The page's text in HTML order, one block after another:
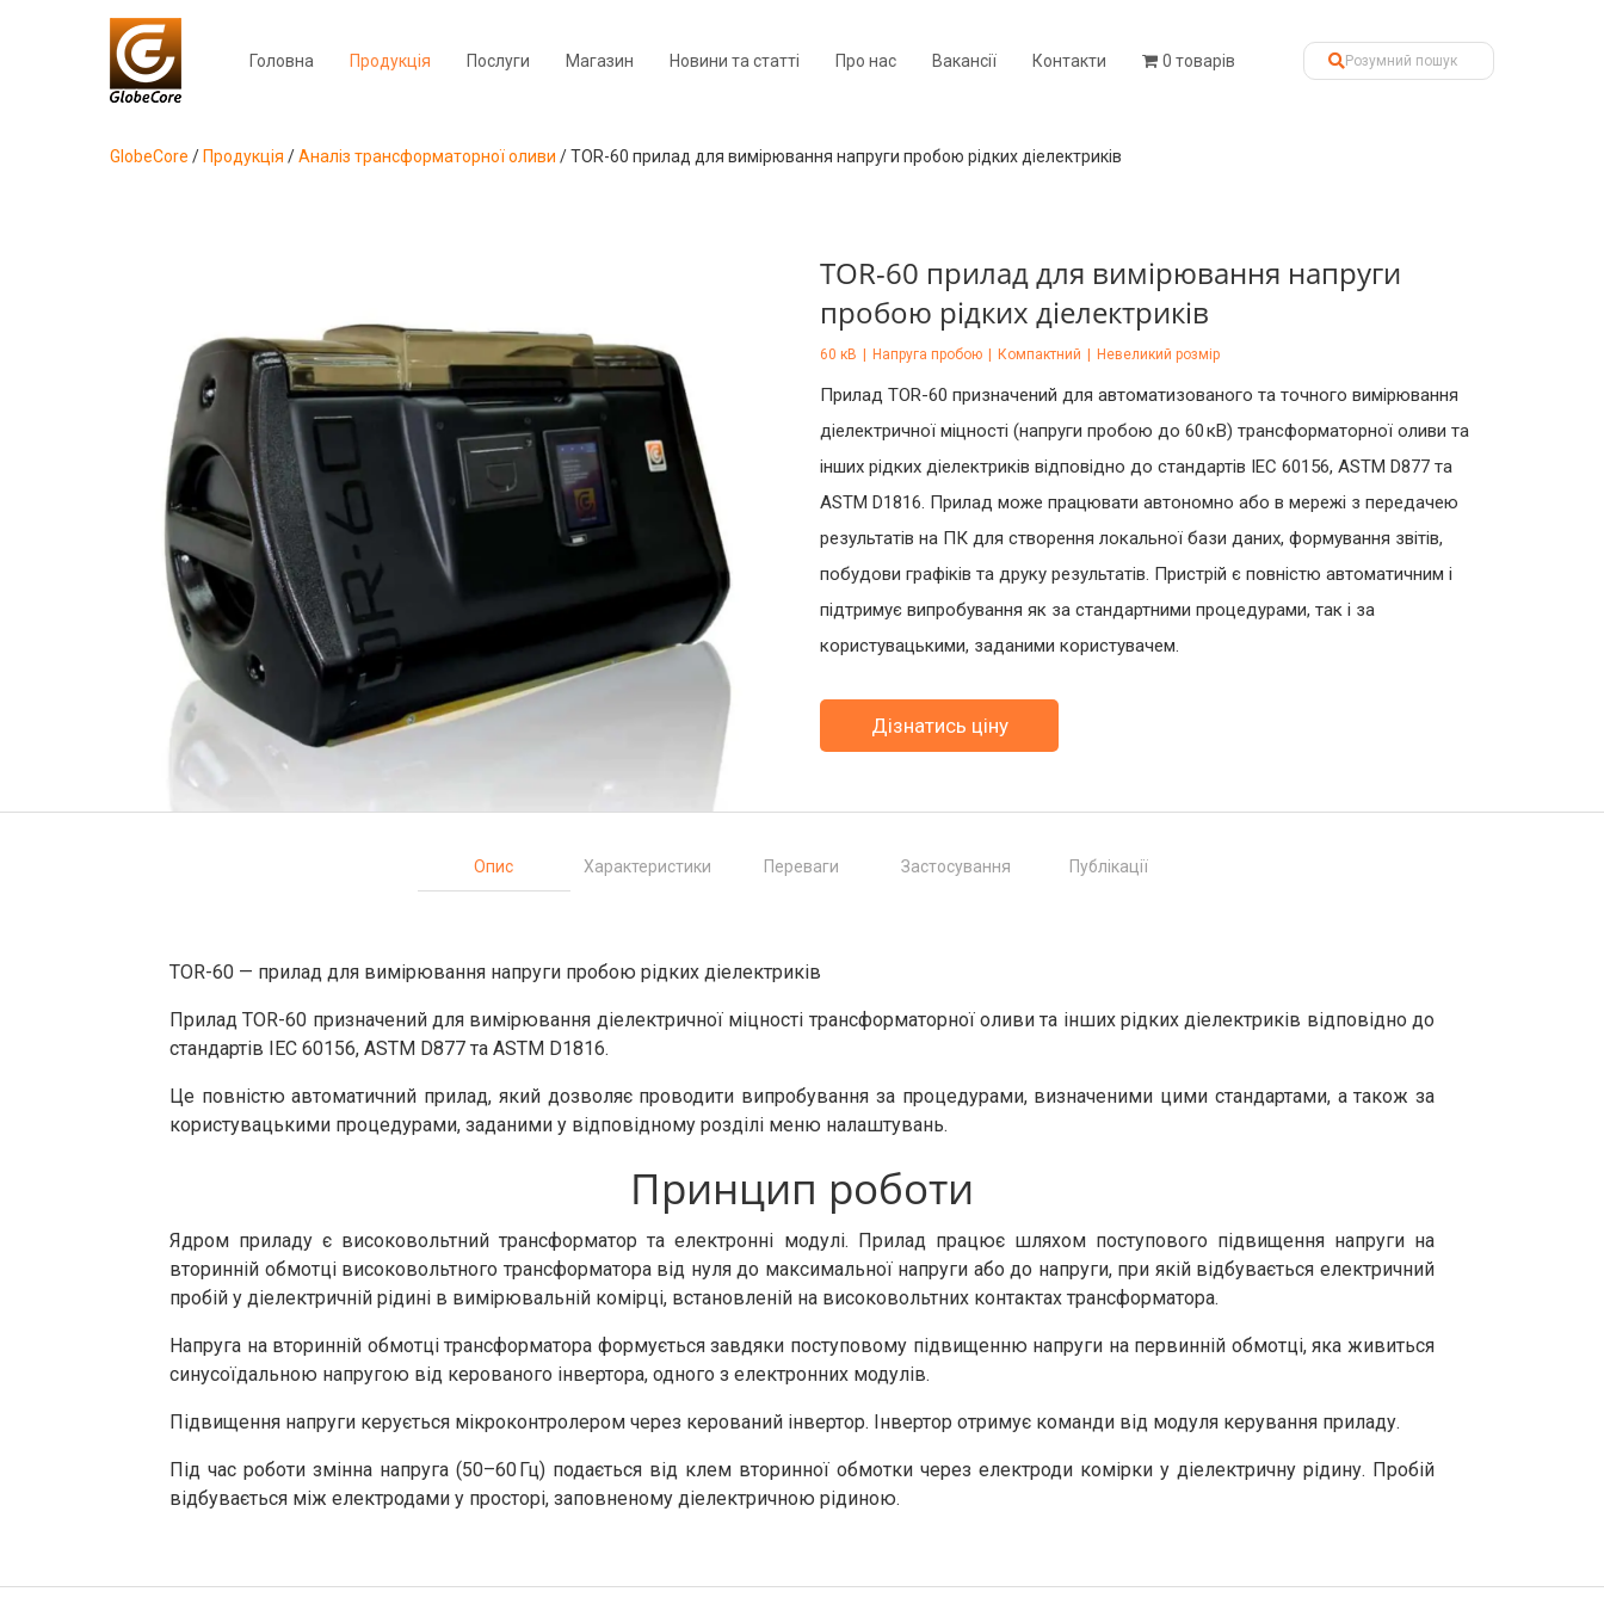
Головна Продукція Послуги Магазин Новини та статті Про нас Вакансії Контакти 0 товарів
GlobeCore / Продукція /Аналіз трансформаторної оливи /TOR-60 прилад для вимірювання напруги пробою рідких діелектриків
TOR-60 прилад для вимірювання напруги
пробою рідких діелектриків
60 кВ Напруга пробою Компактний Невеликий розмір
Прилад TOR-60 призначений для автоматизованого та точного вимірювання
діелектричної міцності (напруги пробою до 60 кВ) трансформаторної оливи та
інших рідких діелектриків відповідно до стандартів IEC 60156, ASTM D877 та
ASTM D1816. Прилад може працювати автономно або в мережі з передачею
результатів на ПК для створення локальної бази даних, формування звітів,
побудови графіків та друку результатів. Пристрій є повністю автоматичним і
підтримує випробування як за стандартними процедурами, так і за
користувацькими, заданими користувачем.
Дізнатись ціну
Опис Характеристики Переваги Застосування Публікації
TOR-60 — прилад для вимірювання напруги пробою рідких діелектриків
Прилад TOR-60 призначений для вимірювання діелектричної міцності трансформаторної оливи та інших рідких діелектриків відповідно до
стандартів IEC 60156, ASTM D877 та ASTM D1816.
Це повністю автоматичний прилад, який дозволяє проводити випробування за процедурами, визначеними цими стандартами, а також за
користувацькими процедурами, заданими у відповідному розділі меню налаштувань.
Принцип роботи
Ядром приладу є високовольтний трансформатор та електронні модулі. Прилад працює шляхом поступового підвищення напруги на
вторинній обмотці високовольтного трансформатора від нуля до максимальної напруги або до напруги, при якій відбувається електричний
пробій у діелектричній рідині в вимірювальній комірці, встановленій на високовольтних контактах трансформатора.
Напруга на вторинній обмотці трансформатора формується завдяки поступовому підвищенню напруги на первинній обмотці, яка живиться
синусоїдальною напругою від керованого інвертора, одного з електронних модулів.
Підвищення напруги керується мікроконтролером через керований інвертор. Інвертор отримує команди від модуля керування приладу.
Під час роботи змінна напруга (50–60 Гц) подається від клем вторинної обмотки через електроди комірки у діелектричну рідину. Пробій
відбувається між електродами у просторі, заповненому діелектричною рідиною.